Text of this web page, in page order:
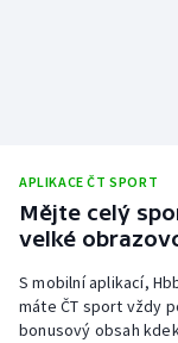
APLIKACE ČT SPORT
Mějte celý
velké
S mobilní aplikací,
máte ČT sport vždy
bonusový obsah